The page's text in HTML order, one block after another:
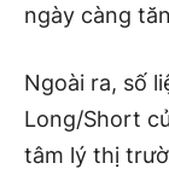
ngày càng
Ngoài ra, số
Long/Short
tâm lý thị